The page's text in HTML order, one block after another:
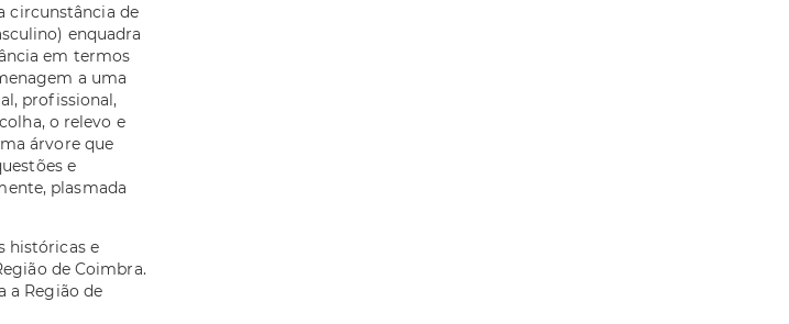
circunstância de
enquadra
em termos
a uma
profissional,
o relevo e
árvore que
e
plasmada
históricas e
de Coimbra.
a Região de